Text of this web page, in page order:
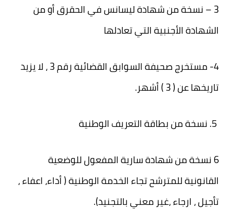
3 – نسخة من شهادة ليسانس في الحقرق أو من
الشهادة الأجنبية التي تعادلها
4- مستخرج صحيفة السوابق القضائية رقم 3 ، لا يزيد
تاريخها عن ( 3 ) أشهر.
6 نسخة من شهادة سارية المفعول للوضعية
القانونية للمترشح تجاء الخدمة الوطنية ( أداء، اعفاء ،
تأجيل ، ارجاء ،غير معني بالتجنيد).